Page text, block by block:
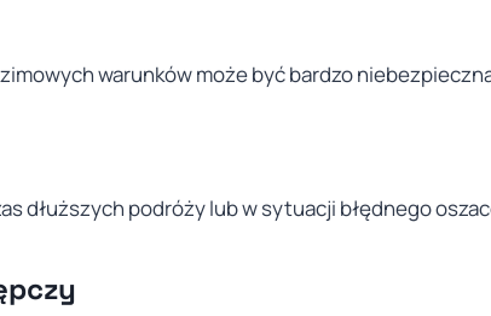
warunków może być bardzo
dłuższych podróży lub w sytuacji błędnego